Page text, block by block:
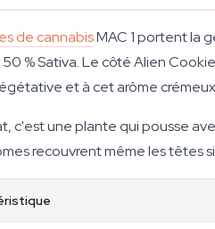
de cannabisMAC 1 portent la
50 % Sativa. Le côté Alien
et à cet arôme
c'est une plante qui pousse
recouvrent même les têtes